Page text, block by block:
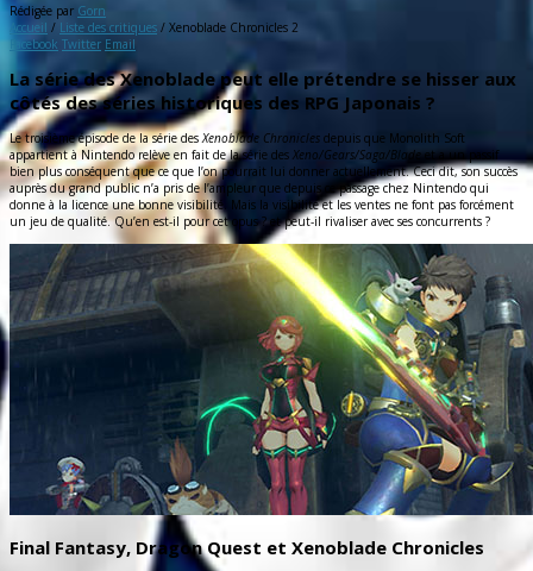
Rédigée par Gorn
Accueil / Liste des critiques / Xenoblade Chronicles 2
Facebook Twitter Email
La série des Xenoblade peut elle prétendre se hisser aux
côtés des séries historiques des RPG Japonais ?
Le troisième épisode de la série des Xenoblade Chronicles depuis que Monolith Soft
appartient à Nintendo relève en fait de la série des Xeno/Gears/Saga/Bladeet a un passif
bien plus conséquent que ce que l’on pourrait lui donner actuellement. Ceci dit, son succès
auprès du grand public n’a pris de l’ampleur que depuis ce passage chez Nintendo qui
donne à la licence une bonne visibilité. Mais la visibilité et les ventes ne font pas forcément
un jeu de qualité. Qu’en est-il pour cet opus ? et peut-il rivaliser avec ses concurrents ?
Final Fantasy, Dragon Quest et Xenoblade Chronicles